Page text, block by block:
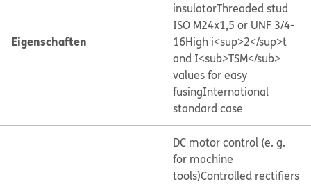
Eigenschaften
insulatorThreaded stud
ISO M24x1,5 or UNF 3/4-
16High i<sup>2</sup>t
and I<sub>TSM</sub>
values for easy
fusingInternational
standard case
DC motor control (e. g.
for machine
tools)Controlled rectifiers